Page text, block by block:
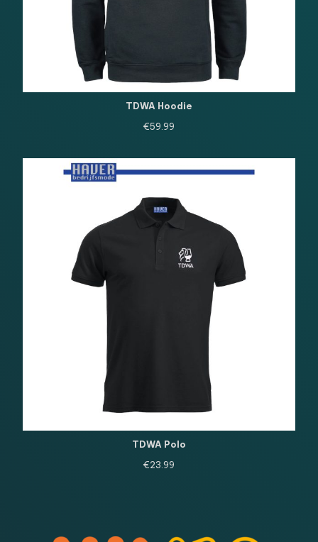
TDWA Hoodie
€59.99
TDWA Polo
€23.99